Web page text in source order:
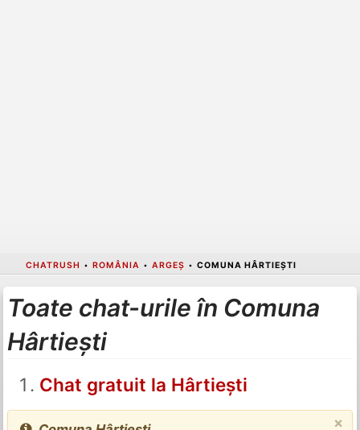
CHATRUSH • ROMÂNIA • ARGEȘ • COMUNA HÂRTIEȘTI
Toate chat-urile în Comuna
Hârtiești
Chat gratuit la Hârtiești
×